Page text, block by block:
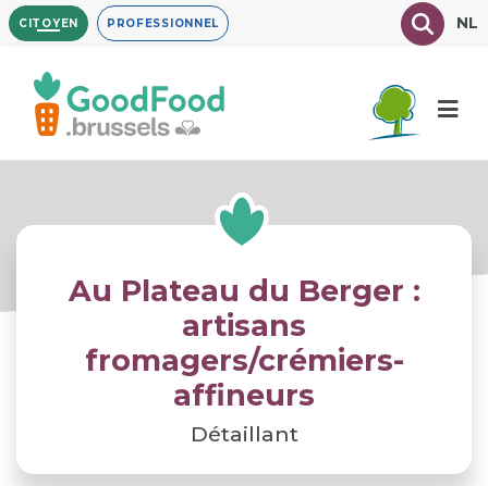
Aller
au
contenu
principal
CITOYEN PROFESSIONNEL TexteNL
Au Plateau du Berger :
artisans
fromagers/crémiers-
affineurs
Détaillant